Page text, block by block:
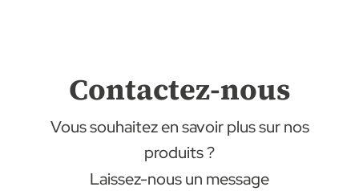
Contactez-nous
Vous souhaitez en savoir plus sur nos
produits ?
Laissez-nous un message